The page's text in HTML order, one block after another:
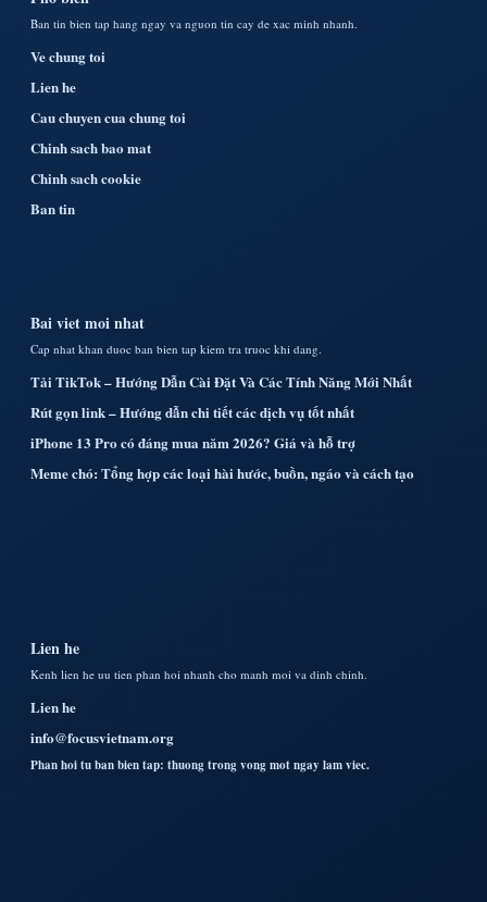
Ban tin bien tap hang ngay va nguon tin cay de xac minh nhanh.
Ve chung toi
Lien he
Cau chuyen cua chung toi
Chinh sach bao mat
Chinh sach cookie
Ban tin
Bai viet moi nhat
Cap nhat khan duoc ban bien tap kiem tra truoc khi dang.
Tải TikTok – Hướng Dẫn Cài Đặt Và Các Tính Năng Mới Nhất
Rút gọn link – Hướng dẫn chi tiết các dịch vụ tốt nhất
iPhone 13 Pro có đáng mua năm 2026? Giá và hỗ trợ
Meme chó: Tổng hợp các loại hài hước, buồn, ngáo và cách tạo
Lien he
Kenh lien he uu tien phan hoi nhanh cho manh moi va dinh chinh.
Lien he
info@focusvietnam.org
Phan hoi tu ban bien tap: thuong trong vong mot ngay lam viec.